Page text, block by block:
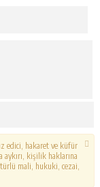
edici, hakaret ve küfür
aykırı, kişilik haklarına
mali, hukuki, cezai,